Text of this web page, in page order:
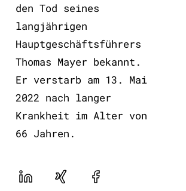
den Tod seines
langjährigen
Hauptgeschäftsführers
Thomas Mayer bekannt.
Er verstarb am 13. Mai
2022 nach langer
Krankheit im Alter von
66 Jahren.
LinekdInXing Facebook